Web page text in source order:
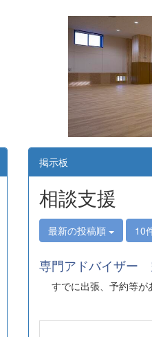
掲示板
相談支援
最新の投稿順 10
専門アドバイザー
すでに出張、予約等が